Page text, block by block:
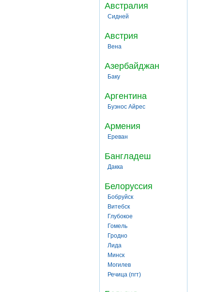
Австралия
Сидней
Австрия
Вена
Азербайджан
Баку
Аргентина
Буэнос Айрес
Армения
Ереван
Бангладеш
Дакка
Белоруссия
Бобруйск
Витебск
Глубокое
Гомель
Гродно
Лида
Минск
Могилев
Речица (пгт)